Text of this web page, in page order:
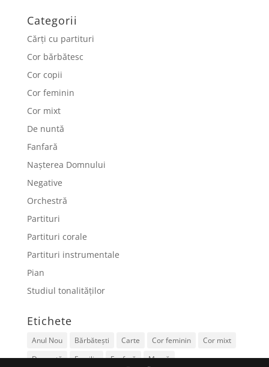
Categorii
Cărți cu partituri
Cor bărbătesc
Cor copii
Cor feminin
Cor mixt
De nuntă
Fanfară
Nașterea Domnului
Negative
Orchestră
Partituri
Partituri corale
Partituri instrumentale
Pian
Studiul tonalităților
Etichete
Anul Nou Bărbătești Carte Cor feminin
Cor mixt
De nuntă
Familie Fanfară Mamă